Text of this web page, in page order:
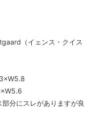
（イェンス・クイス
分にスレがありますが良